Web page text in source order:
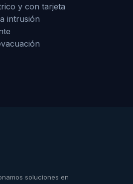
y con tarjeta
intrusión
soluciones en